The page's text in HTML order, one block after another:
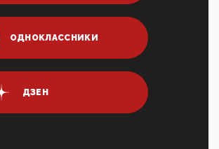
Киев не наносить удары по
вечером обьявил
с 16 часов субботы до конца
ОДНОКЛАССНИКИ
ДЗЕН